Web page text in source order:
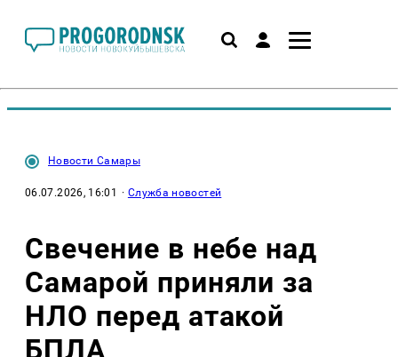
Новости Самары
06.07.2026, 16:01 · Служба новостей
Свечение в небе над
Самарой приняли за
НЛО перед атакой
БПЛА